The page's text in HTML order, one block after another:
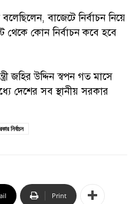
বলেছিলেন, বাজেটে নির্বাচন নিয়ে
কোন নির্বাচন কবে হবে
জহির উদ্দিন স্বপন গত মাসে
দেশের সব স্থানীয় সরকার
নির্বাচন
Print